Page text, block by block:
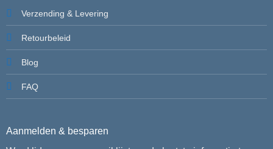
Verzending & Levering
Retourbeleid
Blog
FAQ
Aanmelden & besparen